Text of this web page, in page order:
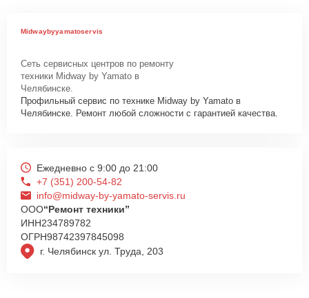
Midwaybyyamatoservis
Сеть сервисных центров по ремонту
техники Midway by Yamato в
Челябинске.
Профильный сервис по технике Midway by Yamato в
Челябинске. Ремонт любой сложности с гарантией качества.
г. Челябинск ул. Труда, 203
Ежедневно с 9:00 до 21:00
+7 (351) 200-54-82
info@midway-by-yamato-servis.ru
ООО“Ремонт техники”
ИНН234789782
ОГРН98742397845098